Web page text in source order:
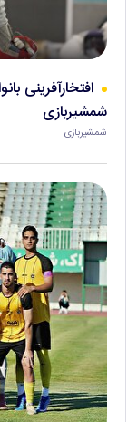
افتخارآفرینی
شمشیربازی
شمشیربازی